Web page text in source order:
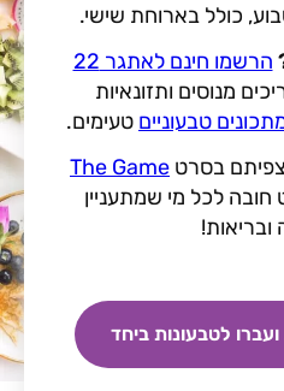
כולל בארוחת שישי.
הרשמו חינם לאתגר 22
מנוסים ותזונאיות
טבעוניים טעימים.
בסרט The Game
לכל מי שמתעניין
ובריאות!